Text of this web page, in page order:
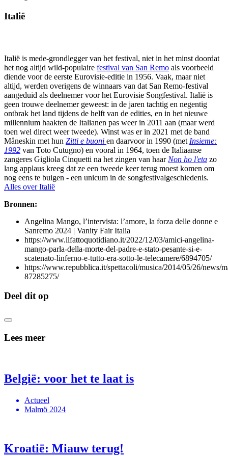
Italië
Italië is mede-grondlegger van het festival, niet in het minst doordat
het nog altijd wild-populaire festival van San Remo als voorbeeld
diende voor de eerste Eurovisie-editie in 1956. Vaak, maar niet
altijd, werden overigens de winnaars van dat San Remo-festival
aangeduid als deelnemer voor het Eurovisie Songfestival. Italië is
geen trouwe deelnemer geweest: in de jaren tachtig en negentig
ontbrak het land tijdens de helft van de edities, en in het nieuwe
millennium haakten de Italianen pas weer in 2011 aan (maar werd
toen wel direct weer tweede). Winst was er in 2021 met de band
Måneskin met hun Zitti e buoni en daarvoor in 1990 (met Insieme:
1992 van Toto Cutugno) en vooral in 1964, toen de Italiaanse
zangeres Gigliola Cinquetti na het zingen van haar Non ho l'eta zo
lang applaus kreeg dat ze een tweede keer terug moest komen om
nog eens te buigen - een unicum in de songfestivalgeschiedenis.
Alles over Italië
Bronnen:
Angelina Mango, l’intervista: l’amore, la forza delle donne e
Sanremo 2024 | Vanity Fair Italia
https://www.ilfattoquotidiano.it/2022/12/03/amici-angelina-
mango-parla-della-morte-del-padre-e-stato-pesante-si-e-
scatenato-linferno-e-tutto-era-sotto-le-telecamere/6894705/
https://www.repubblica.it/spettacoli/musica/2014/05/26/news/
87285275/
Deel dit op
Lees meer
België: voor het te laat is
Actueel
Malmö 2024
Kroatië: Miauw terug!